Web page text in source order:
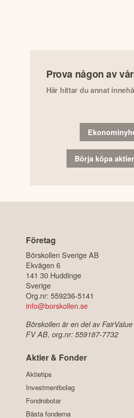
Prova någon av
Här hittar du annat
Börja köpa aktier
Företag
Börskollen Sverige AB
Ekvägen 6
141 30 Huddinge
Sverige
Org.nr: 559236-5141
info@borskollen.se
Börskollen är en del av FairValue
FV AB, org.nr: 559187-7732
Aktier & Fonder
Aktietips
Investmentbolag
Fondrobotar
Bästa fonderna